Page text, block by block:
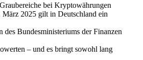
bei Kryptowährungen
März 2025 gilt in Deutschland ein
des Bundesministeriums der Finanzen
– und es bringt sowohl lang